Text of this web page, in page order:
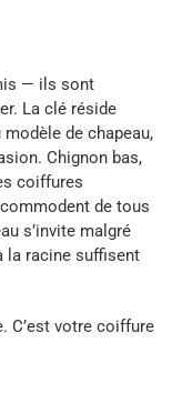
— ils sont
La clé réside
de chapeau,
Chignon bas,
coiffures
de tous
s’invite malgré
la racine suffisent
C’est votre coiffure